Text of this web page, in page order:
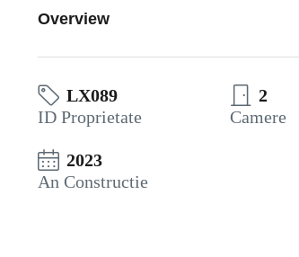
Overview
LX089
ID Proprietate
2
Camere
2023
An Constructie